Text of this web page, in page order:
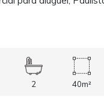
2 40m²